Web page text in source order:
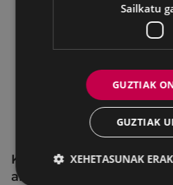
KIUBeko bulegoa itxita
abuztuaren 24ra arte
Sailkatu
GUZTIAK
GUZTIAK
XEHETASUNAK